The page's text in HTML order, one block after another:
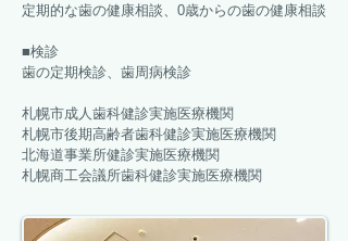
定期的な歯の健康相談、0歳からの歯の健康相談
■検診
歯の定期検診、歯周病検診
札幌市成人歯科健診実施医療機関
札幌市後期高齢者歯科健診実施医療機関
北海道事業所健診実施医療機関
札幌商工会議所歯科健診実施医療機関